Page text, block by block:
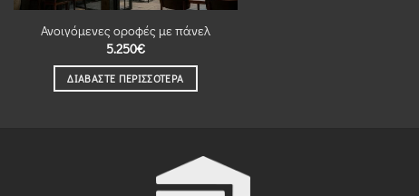
Ανοιγόμενες οροφές με πάνελ
5.250€
ΔΙΑΒΆΣΤΕ ΠΕΡΙΣΣΌΤΕΡΑ